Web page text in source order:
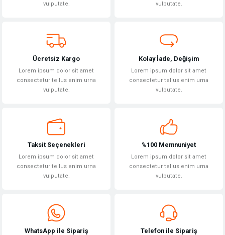
Ürün bilgilerinde hatalar bulunuyor.
Bu ürüne benzer farklı alternatifler olmalı.
vulputate.
vulputate.
Ücretsiz Kargo
Lorem ipsum dolor sit amet
consectetur tellus enim urna
vulputate.
Kolay İade, Değişim
Lorem ipsum dolor sit amet
consectetur tellus enim urna
vulputate.
Taksit Seçenekleri
Lorem ipsum dolor sit amet
consectetur tellus enim urna
vulputate.
%100 Memnuniyet
Lorem ipsum dolor sit amet
consectetur tellus enim urna
vulputate.
WhatsApp ile Sipariş Telefon ile Sipariş